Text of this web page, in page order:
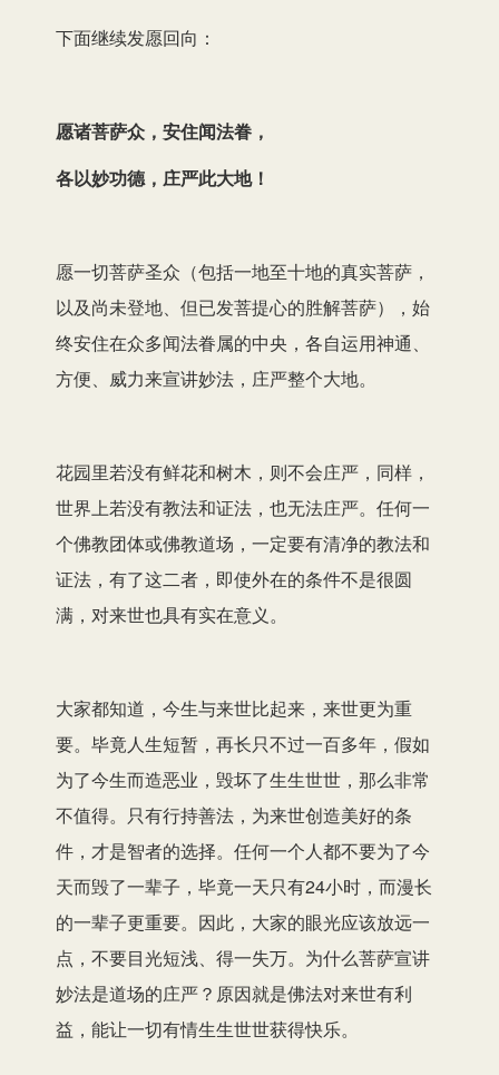
下面继续发愿回向：
愿诸菩萨众，安住闻法眷，
各以妙功德，庄严此大地！
愿一切菩萨圣众（包括一地至十地的真实菩萨，
以及尚未登地、但已发菩提心的胜解菩萨），始
终安住在众多闻法眷属的中央，各自运用神通、
方便、威力来宣讲妙法，庄严整个大地。
花园里若没有鲜花和树木，则不会庄严，同样，
世界上若没有教法和证法，也无法庄严。任何一
个佛教团体或佛教道场，一定要有清净的教法和
证法，有了这二者，即使外在的条件不是很圆
满，对来世也具有实在意义。
大家都知道，今生与来世比起来，来世更为重
要。毕竟人生短暂，再长只不过一百多年，假如
为了今生而造恶业，毁坏了生生世世，那么非常
不值得。只有行持善法，为来世创造美好的条
件，才是智者的选择。任何一个人都不要为了今
天而毁了一辈子，毕竟一天只有24小时，而漫长
的一辈子更重要。因此，大家的眼光应该放远一
点，不要目光短浅、得一失万。为什么菩萨宣讲
妙法是道场的庄严？原因就是佛法对来世有利
益，能让一切有情生生世世获得快乐。